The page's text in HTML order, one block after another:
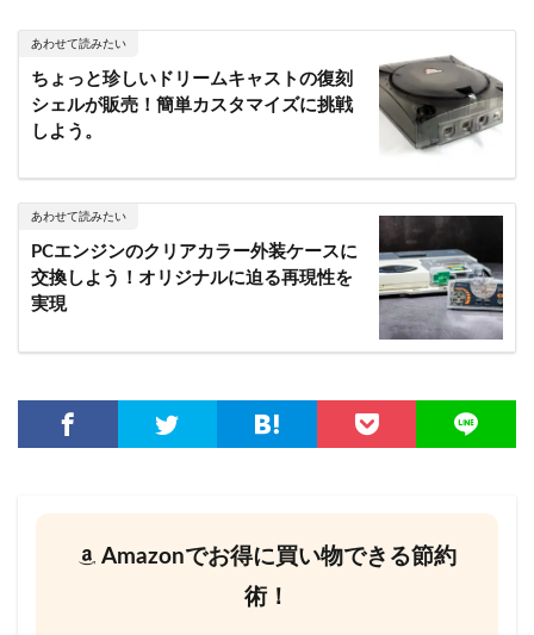
あわせて読みたい
ちょっと珍しいドリームキャストの復刻
シェルが販売！簡単カスタマイズに挑戦
しよう。
あわせて読みたい
PCエンジンのクリアカラー外装ケースに
交換しよう！オリジナルに迫る再現性を
実現
Amazonでお得に買い物できる節約
術！